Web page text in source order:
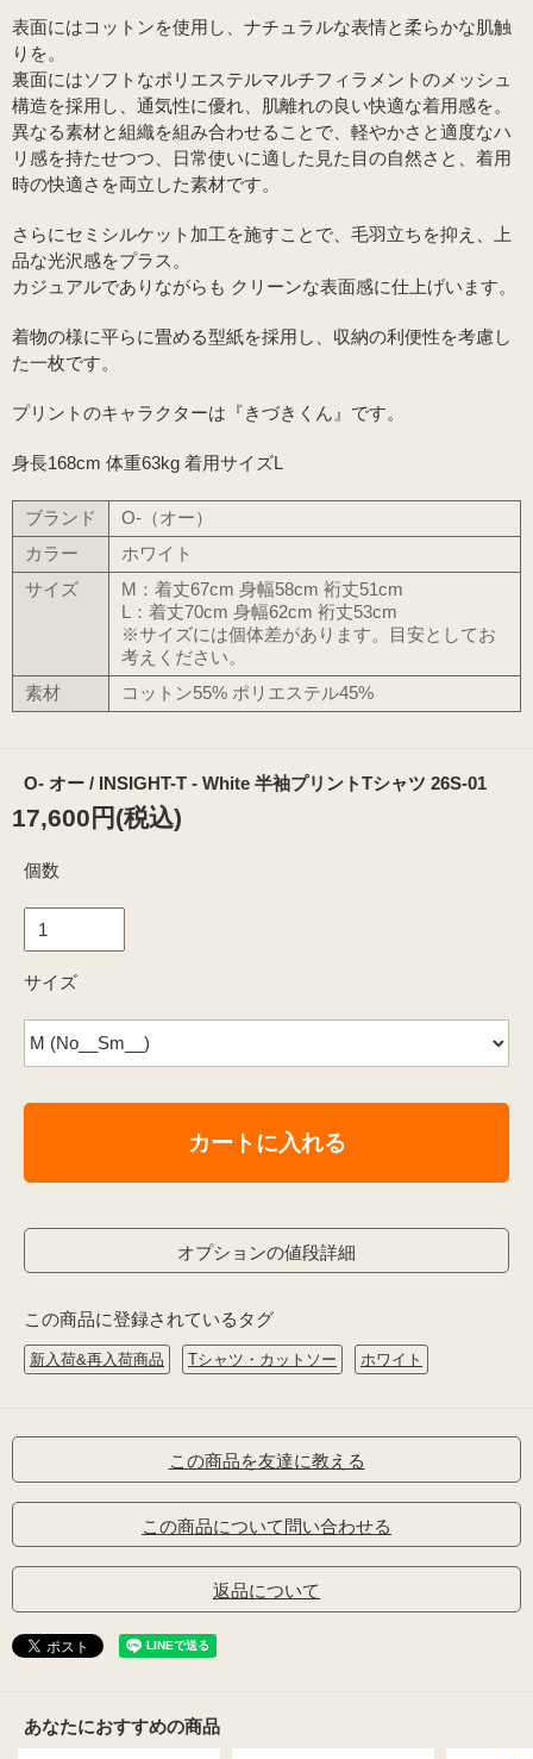
表面にはコットンを使用し、ナチュラルな表情と柔らかな肌触
りを。
裏面にはソフトなポリエステルマルチフィラメントのメッシュ
構造を採用し、通気性に優れ、肌離れの良い快適な着用感を。
異なる素材と組織を組み合わせることで、軽やかさと適度なハ
リ感を持たせつつ、日常使いに適した見た目の自然さと、着用
時の快適さを両立した素材です。
さらにセミシルケット加工を施すことで、毛羽立ちを抑え、上
品な光沢感をプラス。
カジュアルでありながらも クリーンな表面感に仕上げいます。
着物の様に平らに畳める型紙を採用し、収納の利便性を考慮し
た一枚です。
プリントのキャラクターは『きづきくん』です。
身長168cm 体重63kg 着用サイズL
ブランド
O-（オー）
カラー
ホワイト
サイズ
M：着丈67cm 身幅58cm 裄丈51cm
L：着丈70cm 身幅62cm 裄丈53cm
※サイズには個体差があります。目安としてお
考えください。
素材
コットン55% ポリエステル45%
O- オー / INSIGHT-T - White 半袖プリントTシャツ 26S-01
17,600円(税込)
個数
サイズ
カートに入れる
オプションの値段詳細
この商品に登録されているタグ
新入荷&再入荷商品 Tシャツ・カットソー ホワイト
この商品を友達に教える
この商品について問い合わせる
返品について
あなたにおすすめの商品